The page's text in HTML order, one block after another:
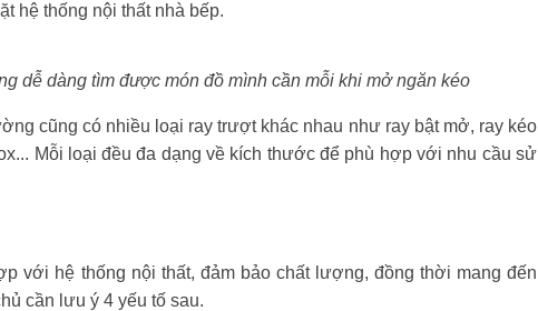
hệ thống nội thất nhà bếp.
dễ dàng tìm được món đồ mình cần mỗi khi mở ngăn kéo
cũng có nhiều loại ray trượt khác nhau như ray bật mở, ray kéo
Mỗi loại đều đa dạng về kích thước để phù hợp với nhu cầu sử
với hệ thống nội thất, đảm bảo chất lượng, đồng thời mang đến
cần lưu ý 4 yếu tố sau.